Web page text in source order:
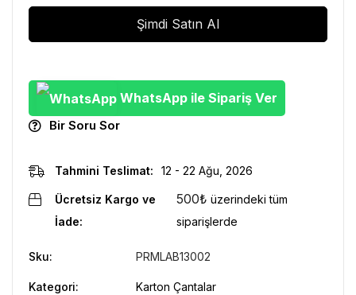
Şimdi Satın Al
WhatsApp ile Sipariş Ver
Bir Soru Sor
Tahmini Teslimat: 12 - 22 Ağu, 2026
Ücretsiz Kargo ve
İade:
500₺ üzerindeki tüm
siparişlerde
Sku: PRMLAB13002
Kategori: Karton Çantalar